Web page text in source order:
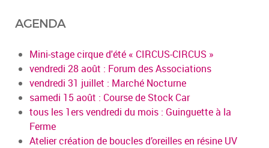
AGENDA
Mini-stage cirque d'été « CIRCUS-CIRCUS »
vendredi 28 août : Forum des Associations
vendredi 31 juillet : Marché Nocturne
samedi 15 août : Course de Stock Car
tous les 1ers vendredi du mois : Guinguette à la
Ferme
Atelier création de boucles d’oreilles en résine UV